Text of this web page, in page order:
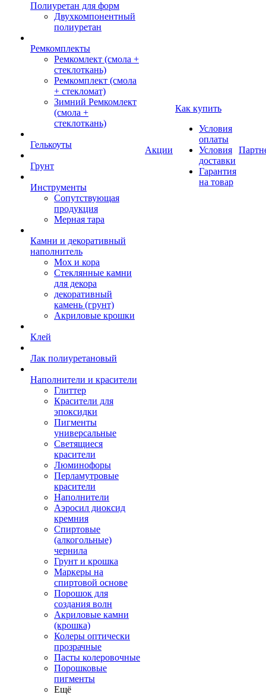
Полиуретан для форм
Двухкомпонентный
полиуретан
Ремкомплекты
Ремкомлект (смола +
стеклоткань)
Ремкомплект (смола
+ стекломат)
Зимний Ремкомлект
(смола +
стеклоткань)
Гелькоуты
Грунт
Инструменты
Сопутствующая
продукция
Мерная тара
Камни и декоративный
наполнитель
Мох и кора
Стеклянные камни
для декора
декоративный
камень (грунт)
Акриловые крошки
Клей
Лак полиуретановый
Наполнители и красители
Глиттер
Красители для
эпоксидки
Пигменты
универсальные
Светящиеся
красители
Люминофоры
Перламутровые
красители
Наполнители
Аэросил диоксид
кремния
Спиртовые
(алкогольные)
чернила
Грунт и крошка
Маркеры на
спиртовой основе
Порошок для
создания волн
Акриловые камни
(крошка)
Колеры оптически
прозрачные
Пасты колеровочные
Порошковые
пигменты
Ещё
Акции
Как купить
Условия
оплаты
Условия
доставки
Гарантия
на товар